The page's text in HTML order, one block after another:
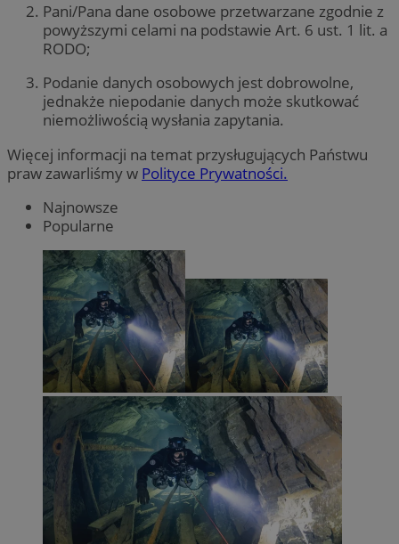
Pani/Pana dane osobowe przetwarzane zgodnie z
powyższymi celami na podstawie Art. 6 ust. 1 lit. a
RODO;
Podanie danych osobowych jest dobrowolne,
jednakże niepodanie danych może skutkować
niemożliwością wysłania zapytania.
Więcej informacji na temat przysługujących Państwu
praw zawarliśmy w Polityce Prywatności.
Najnowsze
Popularne